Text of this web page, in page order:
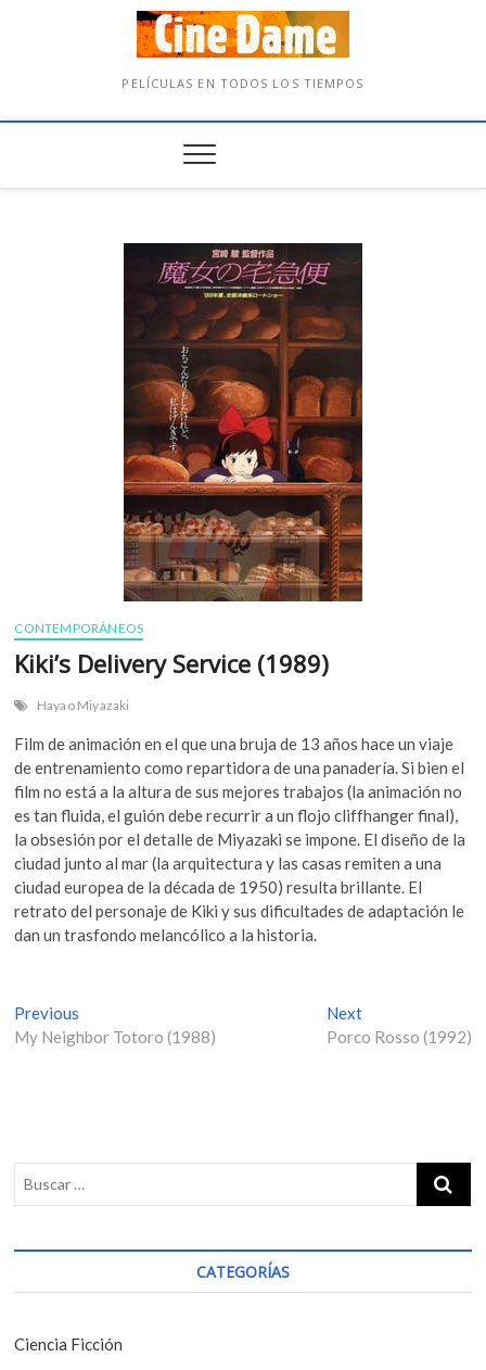
PELÍCULAS EN TODOS LOS TIEMPOS
CONTEMPORÁNEOS
Kiki’s Delivery Service (1989)
Hayao Miyazaki
Film de animación en el que una bruja de 13 años hace un viaje
de entrenamiento como repartidora de una panadería. Si bien el
film no está a la altura de sus mejores trabajos (la animación no
es tan fluida, el guión debe recurrir a un flojo cliffhanger final),
la obsesión por el detalle de Miyazaki se impone. El diseño de la
ciudad junto al mar (la arquitectura y las casas remiten a una
ciudad europea de la década de 1950) resulta brillante. El
retrato del personaje de Kiki y sus dificultades de adaptación le
dan un trasfondo melancólico a la historia.
N
a
g
a
i
ó
n
Previous
r
p
s
:
My Neighbor Totoro (1988)
NextN
e
:
Porco Rosso (1992)
CATEGORÍAS
Ciencia Ficción